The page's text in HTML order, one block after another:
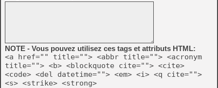
NOTE - Vous pouvez utilisez ces tags et attributs HTML:
<a href="" title=""> <abbr title=""> <acronym
title=""> <b> <blockquote cite=""> <cite>
<code> <del datetime=""> <em> <i> <q cite="">
<s> <strike> <strong>